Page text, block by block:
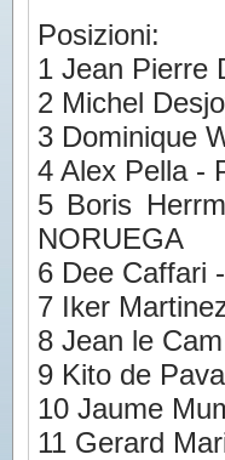
Posizioni:
1 Jean Pierre
2 Michel
3 Dominique
4 Alex Pella -
5 Boris
NORUEGA
6 Dee Caffari
7 Iker
8 Jean le
9 Kito de
10 Jaume
11 Gerard